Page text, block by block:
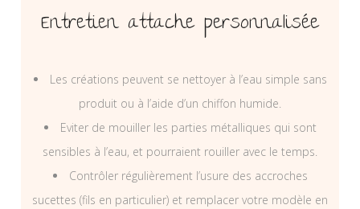
Entretien attache personnalisée
Les créations peuvent se nettoyer à l’eau simple sans
produit ou à l’aide d’un chiffon humide.
Eviter de mouiller les parties métalliques qui sont
sensibles à l’eau, et pourraient rouiller avec le temps.
Contrôler régulièrement l’usure des accroches
sucettes (fils en particulier) et remplacer votre modèle en